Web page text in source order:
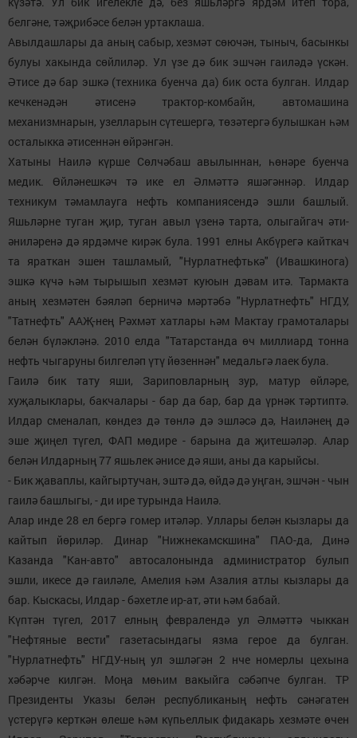
белгәне, тәҗрибәсе белән уртаклаша.
Авылдашлары да аның сабыр, хезмәт сөючән, тыныч, басынкы
булуы хакында сөйлиләр. Ул үзе дә бик эшчән гаиләдә үскән.
Әтисе дә бар эшкә (техника буенча да) бик оста булган. Илдар
кечкенәдән әтисенә трактор-комбайн, автомашина
механизмнарын, узелларын сүтешергә, төзәтергә булышкан һәм
осталыкка әтисеннән өйрәнгән.
Хатыны Наилә күрше Сөлчәбаш авылыннан, һөнәре буенча
медик. Өйләнешкәч тә ике ел Әлмәттә яшәгәннәр. Илдар
техникум тәмамлауга нефть компаниясендә эшли башлый.
Яшьләрне туган җир, туган авыл үзенә тарта, олыгайгач әти-
әниләренә дә ярдәмче кирәк була. 1991 елны Акбүрегә кайткач
та яраткан эшен ташламый, "Нурлатнефтькә" (Ивашкинога)
эшкә күчә һәм тырышып хезмәт куюын дәвам итә. Тармакта
аның хезмәтен бәяләп берничә мәртәбә "Нурлатнефть" НГДУ,
"Татнефть" ААҖ-нең Рәхмәт хатлары һәм Мактау грамоталары
белән бүләкләнә. 2010 елда "Татарстанда өч миллиард тонна
нефть чыгаруны билгеләп үтү йөзеннән" медальгә лаек була.
Гаилә бик тату яши, Зариповларның зур, матур өйләре,
хуҗалыклары, бакчалары - бар да бар, бар да үрнәк тәртиптә.
Илдар сменалап, көндез дә төнлә дә эшләсә дә, Наиләнең дә
эше җиңел түгел, ФАП мөдире - барына да җитешәләр. Алар
белән Илдарның 77 яшьлек әнисе дә яши, аны да карыйсы.
- Бик җаваплы, кайгыртучан, эштә дә, өйдә дә уңган, эшчән - чын
гаилә башлыгы, - ди ире турында Наилә.
Алар инде 28 ел бергә гомер итәләр. Уллары белән кызлары да
кайтып йөриләр. Динар "Нижнекамскшина" ПАО-да, Динә
Казанда "Кан-авто" автосалонында администратор булып
эшли, икесе дә гаиләле, Амелия һәм Азалия атлы кызлары да
бар. Кыскасы, Илдар - бәхетле ир-ат, әти һәм бабай.
Күптән түгел, 2017 елның февралендә ул Әлмәттә чыккан
"Нефтяные вести" газетасындагы язма герое да булган.
"Нурлатнефть" НГДУ-ның ул эшләгән 2 нче номерлы цехына
хәбәрче килгән. Моңа мөһим вакыйга сәбәпче булган. ТР
Президенты Указы белән республиканың нефть сәнәгатен
үстерүгә керткән өлеше һәм күпьеллык фидакарь хезмәте өчен